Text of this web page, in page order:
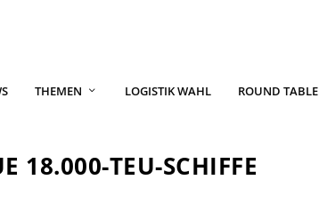
THEMEN LOGISTIK WAHL ROUND TABLE
18.000-TEU-SCHIFFE